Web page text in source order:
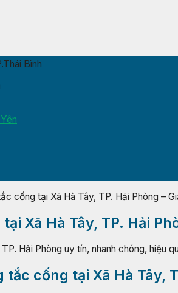
Bình
cống tại Xã Hà Tây, TP. Hải Phòng –
Xã Hà Tây, TP. Hải
Hải Phòng uy tín, nhanh chóng, hiệu
cống tại Xã Hà Tây,